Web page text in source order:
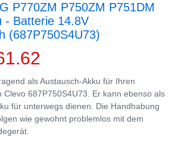
P770ZM P750ZM P751DM
- Batterie 14.8V
(687P750S4U73)
als Austausch-Akku für Ihren
687P750S4U73. Er kann ebenso als
für unterwegs dienen. Die Handhabung
wie gewohnt problemlos mit dem